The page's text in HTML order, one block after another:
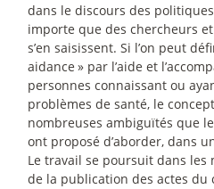
dans le discours des
importe que des chercheurs
s’en saisissent. Si l’on peut
aidance » par l’aide et
personnes connaissant ou
problèmes de santé, le
nombreuses ambiguïtés que
ont proposé d’aborder, dans
Le travail se poursuit dans
de la publication des actes du